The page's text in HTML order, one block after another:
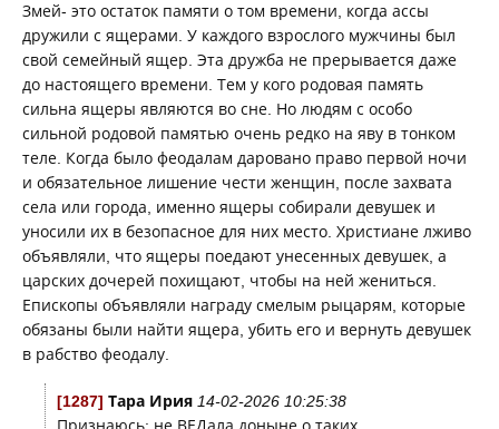
Змей- это остаток памяти о том времени, когда ассы
дружили с ящерами. У каждого взрослого мужчины был
свой семейный ящер. Эта дружба не прерывается даже
до настоящего времени. Тем у кого родовая память
сильна ящеры являются во сне. Но людям с особо
сильной родовой памятью очень редко на яву в тонком
теле. Когда было феодалам даровано право первой ночи
и обязательное лишение чести женщин, после захвата
села или города, именно ящеры собирали девушек и
уносили их в безопасное для них место. Христиане лживо
объявляли, что ящеры поедают унесенных девушек, а
царских дочерей похищают, чтобы на ней жениться.
Епископы объявляли награду смелым рыцарям, которые
обязаны были найти ящера, убить его и вернуть девушек
в рабство феодалу.
[1287] Тара Ирия 14-02-2026 10:25:38